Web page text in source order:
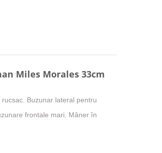
Miles Morales 33cm
Buzunar lateral pentru
frontale mari. Mâner în